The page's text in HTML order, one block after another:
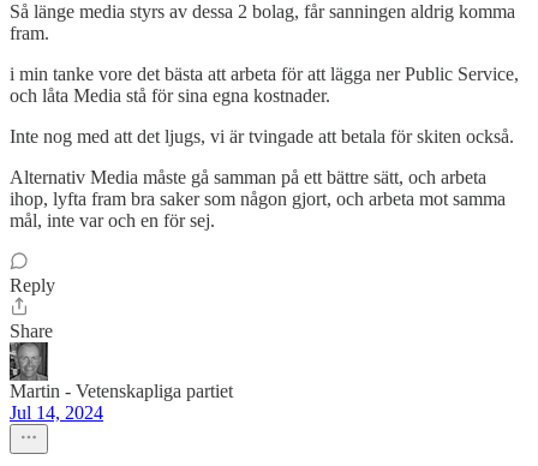
Så länge media styrs av dessa 2 bolag, får sanningen aldrig komma
fram.
i min tanke vore det bästa att arbeta för att lägga ner Public Service,
och låta Media stå för sina egna kostnader.
Inte nog med att det ljugs, vi är tvingade att betala för skiten också.
Alternativ Media måste gå samman på ett bättre sätt, och arbeta
ihop, lyfta fram bra saker som någon gjort, och arbeta mot samma
mål, inte var och en för sej.
Reply
Share
Martin - Vetenskapliga partiet
Jul 14, 2024